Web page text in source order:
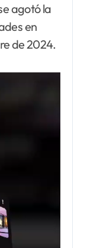
agotó la
en
de 2024.